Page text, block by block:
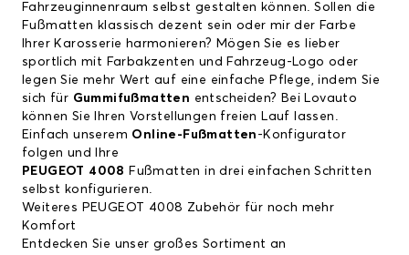
Fahrzeuginnenraum selbst gestalten können. Sollen die
Fußmatten klassisch dezent sein oder mir der Farbe
Ihrer Karosserie harmonieren? Mögen Sie es lieber
sportlich mit Farbakzenten und Fahrzeug-Logo oder
legen Sie mehr Wert auf eine einfache Pflege, indem Sie
sich für Gummifußmatten entscheiden? Bei Lovauto
können Sie Ihren Vorstellungen freien Lauf lassen.
Einfach unserem Online-Fußmatten -Konfigurator
folgen und Ihre
PEUGEOT 4008 Fußmatten in drei einfachen Schritten
selbst konfigurieren.
Weiteres PEUGEOT 4008 Zubehör für noch mehr
Komfort
Entdecken Sie unser großes Sortiment an